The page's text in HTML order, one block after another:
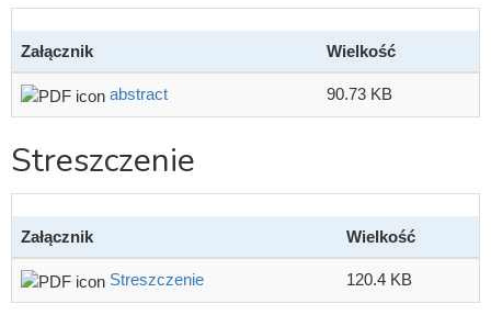
Załącznik Wielkość
abstract 90.73 KB
Streszczenie
Załącznik Wielkość
Streszczenie 120.4 KB